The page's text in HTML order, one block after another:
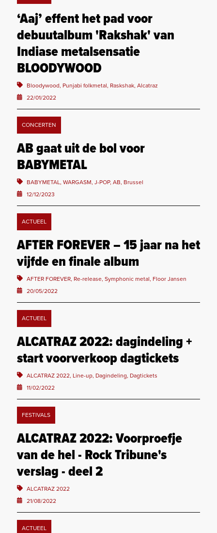
‘Aaj’ effent het pad voor
debuutalbum 'Rakshak' van
Indiase metalsensatie
BLOODYWOOD
Bloodywood, Punjabi folkmetal, Raskshak, Alcatraz
22/01/2022
CONCERTEN
AB gaat uit de bol voor
BABYMETAL
BABYMETAL, WARGASM, J-POP, AB, Brussel
12/12/2023
ACTUEEL
AFTER FOREVER – 15 jaar na het
vijfde en finale album
AFTER FOREVER, Re-release, Symphonic metal, Floor Jansen
20/05/2022
ACTUEEL
ALCATRAZ 2022: dagindeling +
start voorverkoop dagtickets
ALCATRAZ 2022, Line-up, Dagindeling, Dagtickets
11/02/2022
FESTIVALS
ALCATRAZ 2022: Voorproefje
van de hel - Rock Tribune's
verslag - deel 2
ALCATRAZ 2022
21/08/2022
ACTUEEL